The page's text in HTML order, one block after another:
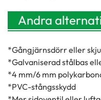
Andra
*Gångjärnsdörr eller
*Galvaniserad stålbas
*4 mm/6 mm
*PVC-stångsskydd